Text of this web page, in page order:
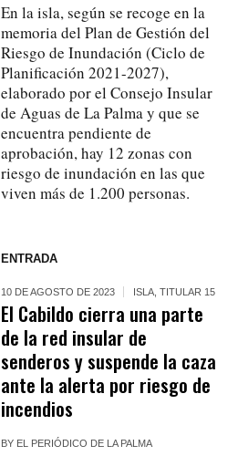
En la isla, según se recoge en la
memoria del Plan de Gestión del
Riesgo de Inundación (Ciclo de
Planificación 2021-2027),
elaborado por el Consejo Insular
de Aguas de La Palma y que se
encuentra pendiente de
aprobación, hay 12 zonas con
riesgo de inundación en las que
viven más de 1.200 personas.
ENTRADA
10 DE AGOSTO DE 2023 ISLA ,TITULAR 15
El Cabildo cierra una parte
de la red insular de
senderos y suspende la caza
ante la alerta por riesgo de
incendios
BY EL PERIÓDICO DE LA PALMA